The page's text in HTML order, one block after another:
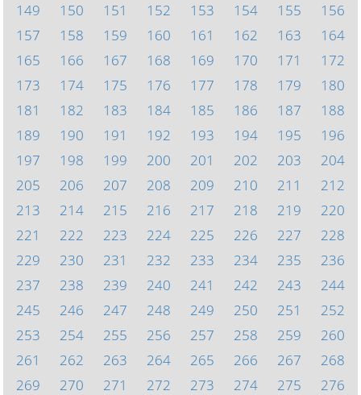
149
150 151 152 153 154 155
156
157
158 159 160 161 162 163
164
165
166 167 168 169 170 171
172
173
174 175 176 177 178 179
180
181
182 183 184 185 186 187
188
189
190 191 192 193 194 195
196
197
198 199 200 201 202 203
204
205
206 207 208 209 210 211
212
213
214 215 216 217 218 219
220
221
222 223 224 225 226 227
228
229
230 231 232 233 234 235
236
237
238 239 240 241 242 243
244
245
246 247 248 249 250 251
252
253
254 255 256 257 258 259
260
261
262 263 264 265 266 267
268
269
270 271 272 273 274 275
276